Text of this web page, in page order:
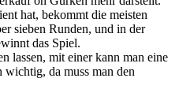
hat, bekommt die meisten
sieben Runden, und in der
das Spiel.
lassen, mit einer kann man eine
da muss man den